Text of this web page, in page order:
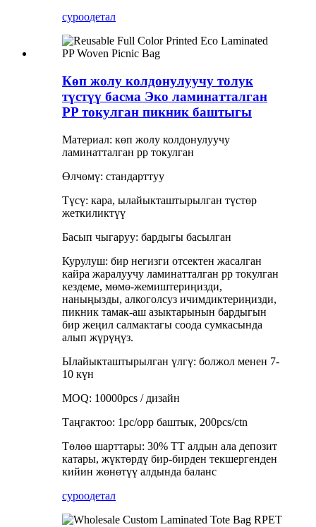
суроодетал
Көп жолу колдонулуучу толук
түстүү басма Эко ламинатталган
PP токулган пикник баштыгы
Материал: көп жолу колдонулуучу
ламинатталган pp токулган
Өлчөмү: стандарттуу
Түсү: кара, ылайыкташтырылган түстөр
жеткиликтүү
Басып чыгаруу: бардыгы басылган
Курулуш: бир негизги отсектен жасалган
кайра жаралуучу ламинатталган pp токулган
кездеме, мөмө-жемиштериңизди,
наныңызды, алкоголсуз ичимдиктериңизди,
пикник тамак-аш азыктарынын бардыгын
бир жеңил салмактагы соода сумкасында
алып жүрүңүз.
Ылайыкташтырылган үлгү: болжол менен 7-
10 күн
MOQ: 10000pcs / дизайн
Таңгактоо: 1pc/opp баштык, 200pcs/ctn
Төлөө шарттары: 30% TT алдын ала депозит
катары, жүктөрдү бир-бирден текшергенден
кийин жөнөтүү алдында баланс
суроодетал